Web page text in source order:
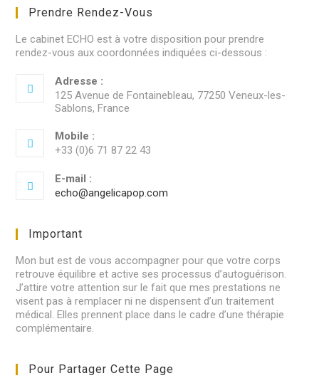
Prendre Rendez-Vous
Le cabinet ECHO est à votre disposition pour prendre
rendez-vous aux coordonnées indiquées ci-dessous :
Adresse :
125 Avenue de Fontainebleau, 77250 Veneux-les-
Sablons, France
Mobile :
+33 (0)6 71 87 22 43
E-mail :
echo@angelicapop.com
Important
Mon but est de vous accompagner pour que votre corps
retrouve équilibre et active ses processus d’autoguérison.
J’attire votre attention sur le fait que mes prestations ne
visent pas à remplacer ni ne dispensent d’un traitement
médical. Elles prennent place dans le cadre d’une thérapie
complémentaire.
Pour Partager Cette Page